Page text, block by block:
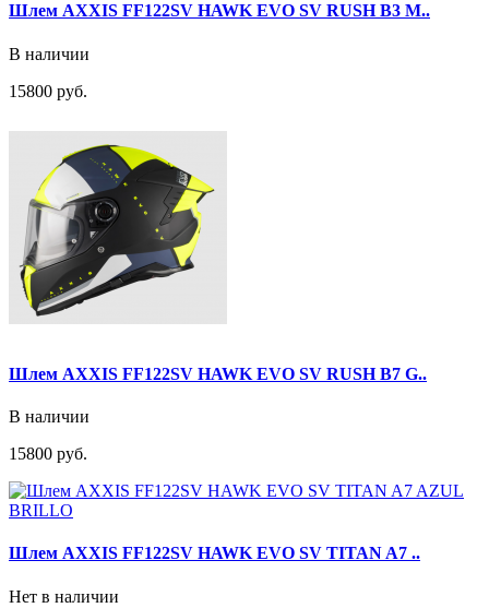
Шлем AXXIS FF122SV HAWK EVO SV RUSH B3 M..
В наличии
15800 руб.
Шлем AXXIS FF122SV HAWK EVO SV RUSH B7 G..
В наличии
15800 руб.
Шлем AXXIS FF122SV HAWK EVO SV TITAN A7 ..
Нет в наличии